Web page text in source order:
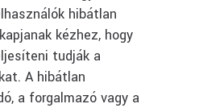
hibátlan
kézhez, hogy
tudják a
A hibátlan
a forgalmazó vagy a